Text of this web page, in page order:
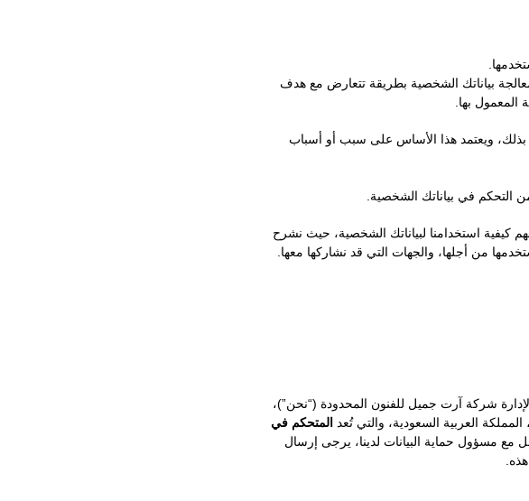
بياناتك الشخصية بطريقة تتعارض مع هدف
بها.
بذلك، ويعتمد هذا الأساس على سبب أو أسباب
التحكم في بياناتك الشخصية.
كيفية استخدامنا لبياناتك الشخصية، حيث نشرح
من أجلها، والجهات التي قد نشاركها معها.
شركة آرت جميل للفنون المحدودة (“نحن”)،
المتحكم في
مع مسؤول حماية البيانات لدينا، يرجى إرسال